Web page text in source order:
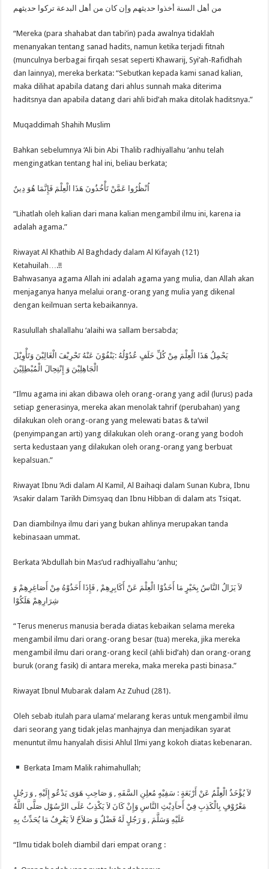
من أهل السنة أخذوا حديثهم وإن كان من أهل البدعة تركوا حديثهم
“Mereka (para shahabat dan tabi’in) pada awalnya tidaklah
menanyakan tentang sanad hadits, namun ketika terjadi fitnah
(munculnya berbagai firqah sesat seperti Khawarij, Syi’ah-Rafidhah
dan lainnya), mereka berkata: “Sebutkan kepada kami sanad kalian,
maka dilihat apabila datang dari ahlus sunnah maka diterima
haditsnya dan apabila datang dari ahli bid’ah maka ditolak haditsnya.”
Muqaddimah Shahih Muslim
Bahkan sebelumnya ‘Ali bin Abi Thalib radhiyallahu ‘anhu telah
mengingatkan tentang hal ini, beliau berkata;
ﺍُﻧْﻈُﺮُﻭﺍ ﻋَﻤَّﻦْ ﺗَﺄْﺧُﺬُﻭﻥَ ﻫَﺬَﺍ ﺍﻟْﻌِﻠْﻢَ ﻓَﺈِﻧَّﻤَﺎ ﻫُﻮَ ﺩِﻳﻦٌ
“Lihatlah oleh kalian dari mana kalian mengambil ilmu ini, karena ia
adalah agama.”
Riwayat Al Khathib Al Baghdady dalam Al Kifayah (121)
Ketahuilah….!!
Bahwasanya agama Allah ini adalah agama yang mulia, dan Allah akan
menjaganya hanya melalui orang-orang yang mulia yang dikenal
dengan keilmuan serta kebaikannya.
Rasulullah shalallahu ‘alaihi wa sallam bersabda;
ﻳَﺤْﻤِﻞُ ﻫَﺬَﺍ ﺍﻟْﻌِﻠْﻢَ ﻣِﻦْ ﻛُﻞِّ ﺧَﻠَﻒٍ ﻋُﺪُﻭْﻟُﻪُ :ﻳَﻨْﻔُﻮْﻥَ ﻋَﻨْﻪُ ﺗَﺤْﺮِﻳْﻒَ ﺍﻟْﻐَﺎﻟِﻴْﻦَ ﻭَﺗَﺄْﻭِﻳْﻞَ
ﺍﻟْﺠَﺎﻫِﻠِﻴْﻦَ ﻭَ ﺇِﻧْﺘِﺤِﺎﻝَ ﺍﻟْﻤُﺒْﻄِﻠِﻴْﻦَ
“Ilmu agama ini akan dibawa oleh orang-orang yang adil (lurus) pada
setiap generasinya, mereka akan menolak tahrif (perubahan) yang
dilakukan oleh orang-orang yang melewati batas & ta’wil
(penyimpangan arti) yang dilakukan oleh orang-orang yang bodoh
serta kedustaan yang dilakukan oleh orang-orang yang berbuat
kepalsuan.”
Riwayat Ibnu ‘Adi dalam Al Kamil, Al Baihaqi dalam Sunan Kubra, Ibnu
‘Asakir dalam Tarikh Dimsyaq dan Ibnu Hibban di dalam ats Tsiqat.
Dan diambilnya ilmu dari yang bukan ahlinya merupakan tanda
kebinasaan ummat.
Berkata ‘Abdullah bin Mas’ud radhiyallahu ‘anhu;
ﻻَ ﻳَﺰَﺍﻝُ ﺍﻟﻨَّﺎﺱُ ﺑِﺨَﻴْﺮٍ ﻣَﺎ ﺃَﺧَﺬُﻭْﺍ ﺍﻟْﻌِﻠْﻢَ ﻋَﻦْ ﺃَﻛَﺎﺑِﺮِﻫِﻢْ , ﻓَﺈِﺫَﺍ ﺃَﺧَﺬُﻭْﻩُ ﻣِﻦْ ﺃَﺻَﺎﻏِﺮِﻫِﻢْ ﻭَ
ﺷِﺮَﺍﺭِﻫِﻢْ ﻫَﻠَﻜُﻮْﺍ
“Terus menerus manusia berada diatas kebaikan selama mereka
mengambil ilmu dari orang-orang besar (tua) mereka, jika mereka
mengambil ilmu dari orang-orang kecil (ahli bid’ah) dan orang-orang
buruk (orang fasik) di antara mereka, maka mereka pasti binasa.”
Riwayat Ibnul Mubarak dalam Az Zuhud (281).
Oleh sebab itulah para ulama’ melarang keras untuk mengambil ilmu
dari seorang yang tidak jelas manhajnya dan menjadikan syarat
menuntut ilmu hanyalah disisi Ahlul Ilmi yang kokoh diatas kebenaran.
Berkata Imam Malik rahimahullah;
ﻻَ ﻳُﺆْﺧَﺬُ ﺍﻟْﻌِِﻠْﻢُ ﻋَﻦْ ﺃَﺭْﺑَﻌَﺔٍ : ﺳَﻔِﻴْﻪٍ ﻣُﻌﻠِﻦِ ﺍﻟﺴَّﻔَﻪِ , ﻭَ ﺻَﺎﺣِﺐِ ﻫَﻮَﻯ ﻳَﺪْﻋُﻮ ﺇِﻟَﻴْﻪِ , ﻭَ ﺭَﺟُﻞٍ
ﻣَﻌْﺮُﻭْﻑٍ ﺑِﺎﻟْﻜَﺬِﺏِ ﻓِﻲْ ﺃَﺣﺎَﺩِﻳْﺚِ ﺍﻟﻨَّﺎﺱِ ﻭَﺇِﻥْ ﻛَﺎﻥَ ﻻَ ﻳَﻜْﺬِﺏُ ﻋَﻠَﻰ ﺍﻟﺮَّﺳُﻮْﻝ ﺻَﻠَّﻰ ﺍﻟﻠَّﻪُ
ﻋَﻠَﻴْﻪِ ﻭَﺳَﻠَّﻢَ , ﻭَ ﺭَﺟُﻞٍ ﻟَﻪُ ﻓَﻀْﻞٌ ﻭَ ﺻَﻼَﺡٌ ﻻَ ﻳَﻌْﺮِﻑُ ﻣَﺎ ﻳُﺤَﺪِّﺙُ ﺑِﻪِ
“Ilmu tidak boleh diambil dari empat orang :